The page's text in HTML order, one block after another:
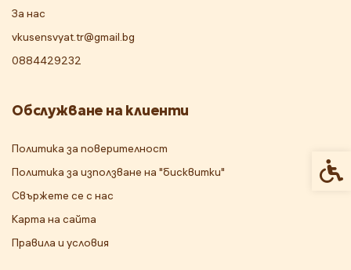
За нас
vkusensvyat.tr@gmail.bg
0884429232
Обслужване на клиенти
Политика за поверителност
Политика за използване на "бисквитки"
Свържете се с нас
Карта на сайта
Правила и условия